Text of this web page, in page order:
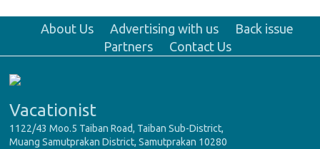
About Us Advertising with us
Back issue
Partners
Contact Us
Vacationist
1122/43 Moo.5 Taiban Road, Taiban Sub-District,
Muang Samutprakan District, Samutprakan 10280